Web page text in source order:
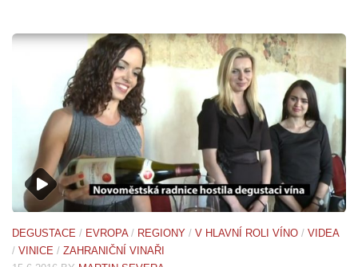
DEGUSTACE / EVROPA / REGIONY / V HLAVNÍ ROLI VÍNO / VIDEA
/ VINICE / ZAHRANIČNÍ VINAŘI